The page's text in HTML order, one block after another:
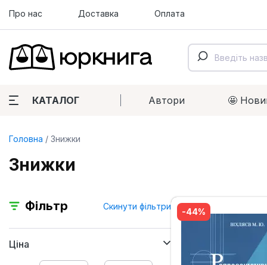
Про нас Доставка Оплата
КАТАЛОГ Автори 🤩
Головна Знижки
Знижки
Фільтр Скинути фільтри
Ціна
-44%